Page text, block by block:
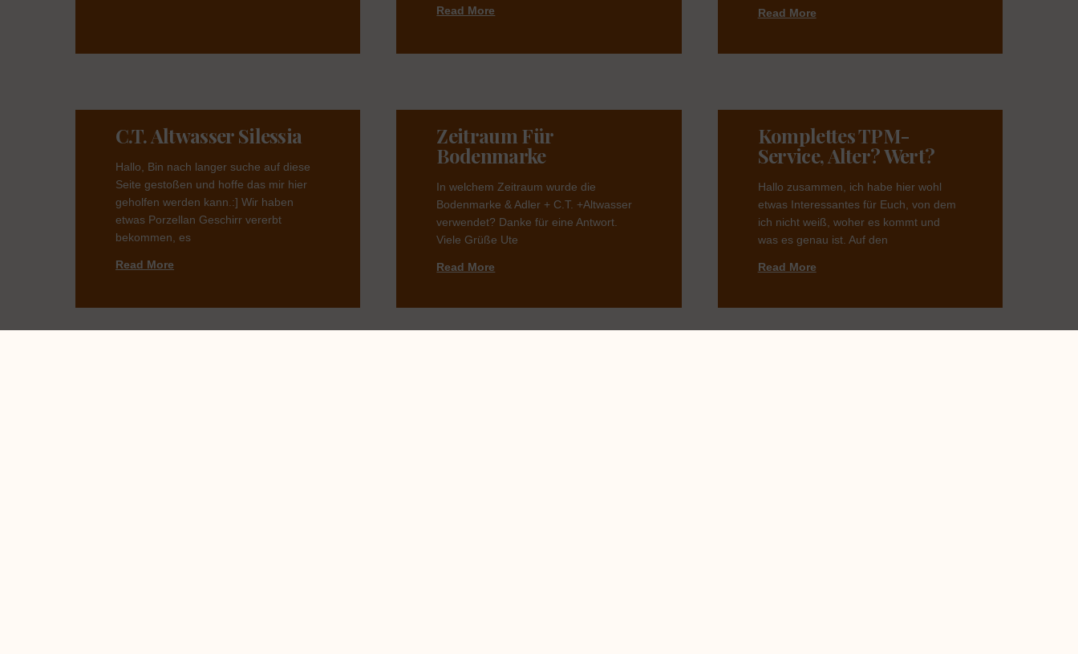
Read More Read More
C.T. Altwasser Silessia
Hallo, Bin nach langer suche auf diese
Seite gestoßen und hoffe das mir hier
geholfen werden kann.:] Wir haben
etwas Porzellan Geschirr vererbt
bekommen, es
Read More
Zeitraum Für
Bodenmarke
In welchem Zeitraum wurde die
Bodenmarke & Adler + C.T. +Altwasser
verwendet? Danke für eine Antwort.
Viele Grüße Ute
Read More
Komplettes TPM-
Service, Alter? Wert?
Hallo zusammen, ich habe hier wohl
etwas Interessantes für Euch, von dem
ich nicht weiß, woher es kommt und
was es genau ist. Auf den
Read More